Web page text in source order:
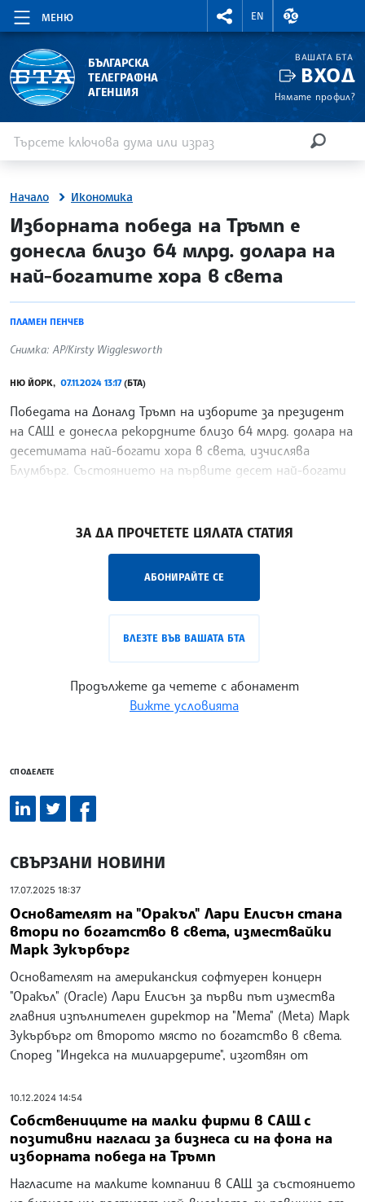
МЕНЮ
RIGHTMENU.SOCIAL
EN
ВАЛУТНИ
БЪЛГАРСКА
ТЕЛЕГРАФНА
АГЕНЦИЯ
ВАШАТА БТА
ВХОД
Нямате профил?
Начало Икономика
site.bta
Изборната победа на Тръмп е
донесла близо 64 млрд. долара на
най-богатите хора в света
ПЛАМЕН ПЕНЧЕВ
Снимка: AP/Kirsty Wigglesworth
НЮ ЙОРК, 07.11.2024 13:17(БТА)
Победата на Доналд Тръмп на изборите за президент
на САЩ е донесла рекордните близо 64 млрд. долара на
десетимата най-богати хора в света, изчислява
Блумбърг. Състоянието на първите десет най-богати
ЗА ДА ПРОЧЕТЕТЕ ЦЯЛАТА СТАТИЯ
АБОНИРАЙТЕ СЕ
ВЛЕЗТЕ ВЪВ ВАШАТА БТА
Продължете да четете с абонамент
Вижте условията
СПОДЕЛЕТЕ
СВЪРЗАНИ НОВИНИ
17.07.2025 18:37
Основателят на "Оракъл" Лари Елисън стана
втори по богатство в света, измествайки
Марк Зукърбърг
Основателят на американския софтуерен концерн
"Оракъл" (Oracle) Лари Елисън за първи път измества
главния изпълнителен директор на "Мета" (Meta) Марк
Зукърбърг от второто място по богатство в света.
Според "Индекса на милиардерите", изготвян от
10.12.2024 14:54
Собствениците на малки фирми в САЩ с
позитивни нагласи за бизнеса си на фона на
изборната победа на Тръмп
Нагласите на малките компании в САЩ за състоянието